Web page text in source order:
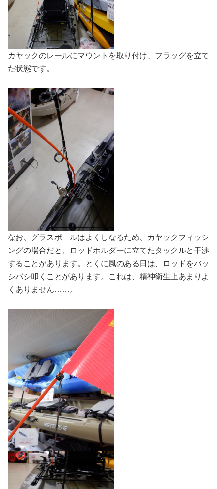
カヤックのレールにマウントを取り付け、フラッグを立て
た状態です。
なお、グラスポールはよくしなるため、カヤックフィッシ
ングの場合だと、ロッドホルダーに立てたタックルと干渉
することがあります。とくに風のある日は、ロッドをバッ
シバシ叩くことがあります。これは、精神衛生上あまりよ
くありません……。